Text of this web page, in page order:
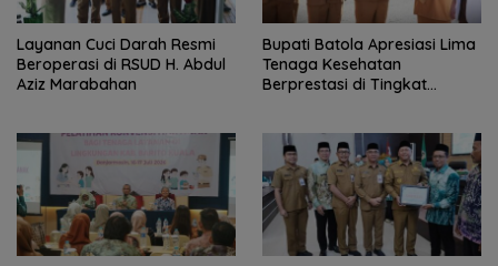
Layanan Cuci Darah Resmi
Beroperasi di RSUD H. Abdul
Aziz Marabahan
Bupati Batola Apresiasi Lima
Tenaga Kesehatan
Berprestasi di Tingkat